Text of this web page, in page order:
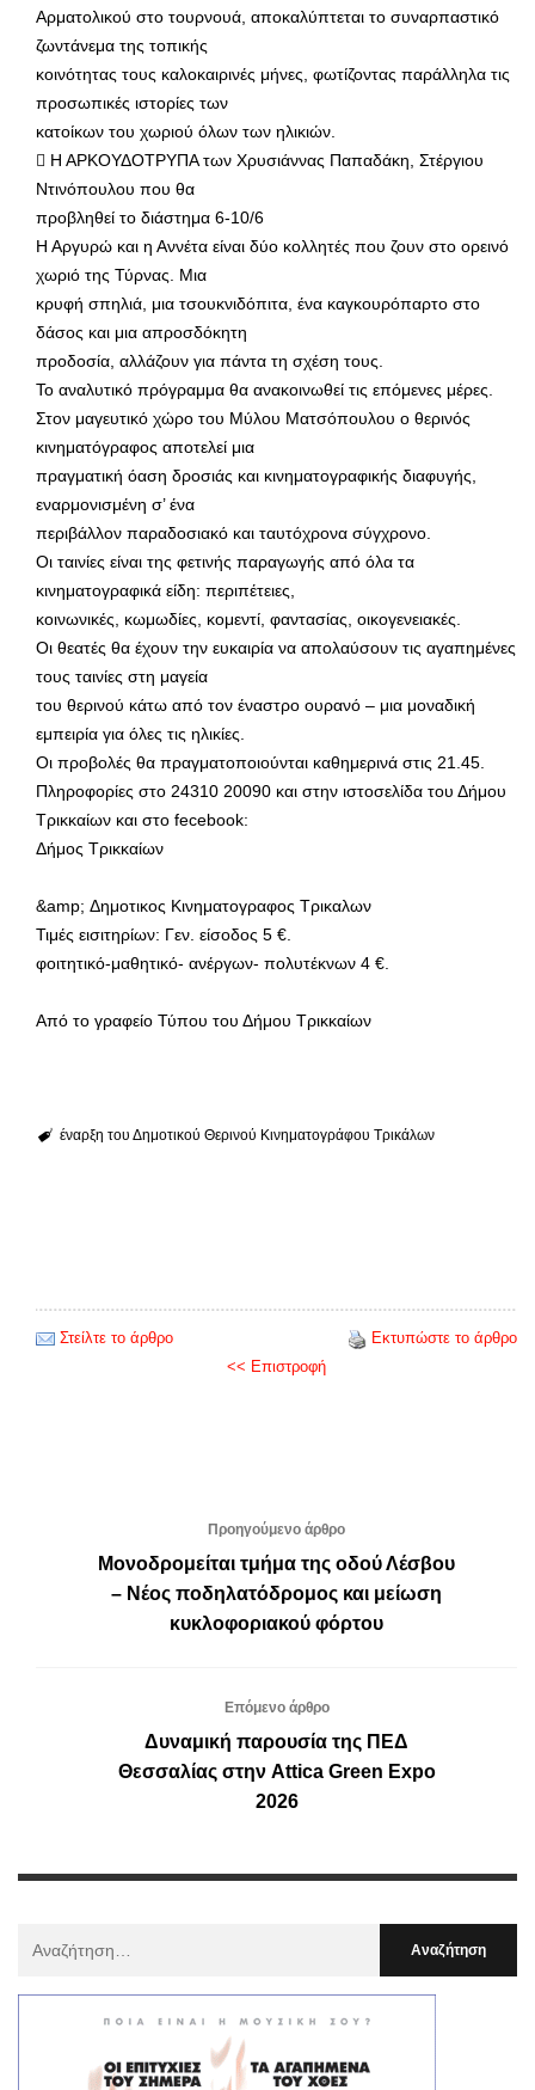
Αρματολικού στο τουρνουά, αποκαλύπτεται το συναρπαστικό
ζωντάνεμα της τοπικής
κοινότητας τους καλοκαιρινές μήνες, φωτίζοντας παράλληλα τις
προσωπικές ιστορίες των
κατοίκων του χωριού όλων των ηλικιών.
 Η ΑΡΚΟΥΔΟΤΡΥΠΑ των Χρυσιάννας Παπαδάκη, Στέργιου
Ντινόπουλου που θα
προβληθεί το διάστημα 6-10/6
Η Αργυρώ και η Αννέτα είναι δύο κολλητές που ζουν στο ορεινό
χωριό της Τύρνας. Μια
κρυφή σπηλιά, μια τσουκνιδόπιτα, ένα καγκουρόπαρτο στο
δάσος και μια απροσδόκητη
προδοσία, αλλάζουν για πάντα τη σχέση τους.
Το αναλυτικό πρόγραμμα θα ανακοινωθεί τις επόμενες μέρες.
Στον μαγευτικό χώρο του Μύλου Ματσόπουλου ο θερινός
κινηματόγραφος αποτελεί μια
πραγματική όαση δροσιάς και κινηματογραφικής διαφυγής,
εναρμονισμένη σ’ ένα
περιβάλλον παραδοσιακό και ταυτόχρονα σύγχρονο.
Οι ταινίες είναι της φετινής παραγωγής από όλα τα
κινηματογραφικά είδη: περιπέτειες,
κοινωνικές, κωμωδίες, κομεντί, φαντασίας, οικογενειακές.
Οι θεατές θα έχουν την ευκαιρία να απολαύσουν τις αγαπημένες
τους ταινίες στη μαγεία
του θερινού κάτω από τον έναστρο ουρανό – μια μοναδική
εμπειρία για όλες τις ηλικίες.
Οι προβολές θα πραγματοποιούνται καθημερινά στις 21.45.
Πληροφορίες στο 24310 20090 και στην ιστοσελίδα του Δήμου
Τρικκαίων και στο fecebook:
Δήμος Τρικκαίων
&amp; Δημοτικος Κινηματογραφος Τρικαλων
Τιμές εισιτηρίων: Γεν. είσοδος 5 €.
φοιτητικό-μαθητικό- ανέργων- πολυτέκνων 4 €.
Από το γραφείο Τύπου του Δήμου Τρικκαίων
έναρξη του Δημοτικού Θερινού Κινηματογράφου Τρικάλων
Στείλτε το άρθρο
Εκτυπώστε το άρθρο
<< Επιστροφή
Προηγούμενο άρθρο
Μονοδρομείται τμήμα της οδού Λέσβου
– Νέος ποδηλατόδρομος και μείωση
κυκλοφοριακού φόρτου
Επόμενο άρθρο
Δυναμική παρουσία της ΠΕΔ
Θεσσαλίας στην Attica Green Expo
2026
: